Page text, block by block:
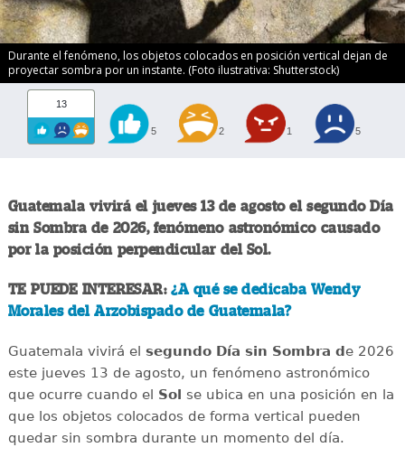
Durante el fenómeno, los objetos colocados en posición vertical dejan de
proyectar sombra por un instante. (Foto ilustrativa: Shutterstock)
13
5 2 1 5
Guatemala vivirá el jueves 13 de agosto el segundo Día
sin Sombra de 2026, fenómeno astronómico causado
por la posición perpendicular del Sol.
TE PUEDE INTERESAR:¿A qué se dedicaba Wendy
Morales del Arzobispado de Guatemala?
Guatemala vivirá el segundo Día sin Sombra de 2026
este jueves 13 de agosto, un fenómeno astronómico
que ocurre cuando el Sol se ubica en una posición en la
que los objetos colocados de forma vertical pueden
quedar sin sombra durante un momento del día.